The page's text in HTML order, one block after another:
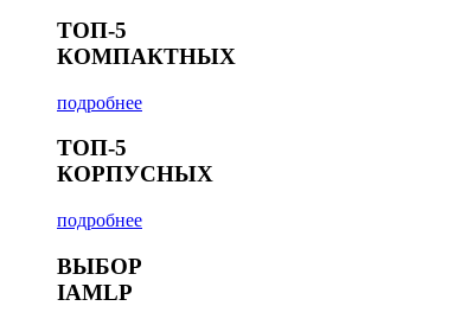
ТОП-5
КОМПАКТНЫХ
подробнее
ТОП-5
КОРПУСНЫХ
подробнее
ВЫБОР
IAMLP